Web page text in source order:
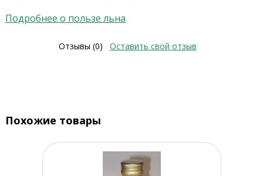
Подробнее о пользе льна
Отзывы (0) Оставить свой отзыв
Похожие товары